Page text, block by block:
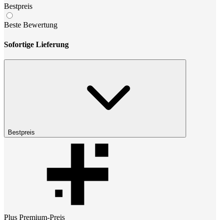
Bestpreis
Beste Bewertung
Sofortige Lieferung
Bestpreis
Plus Premium-Preis